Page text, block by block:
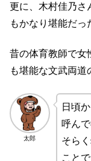
更に、木村佳乃さ
もかなり堪能だっ
昔の体育教師で女
も堪能な文武両道
太郎
日頃
呼ん
そら
ことで